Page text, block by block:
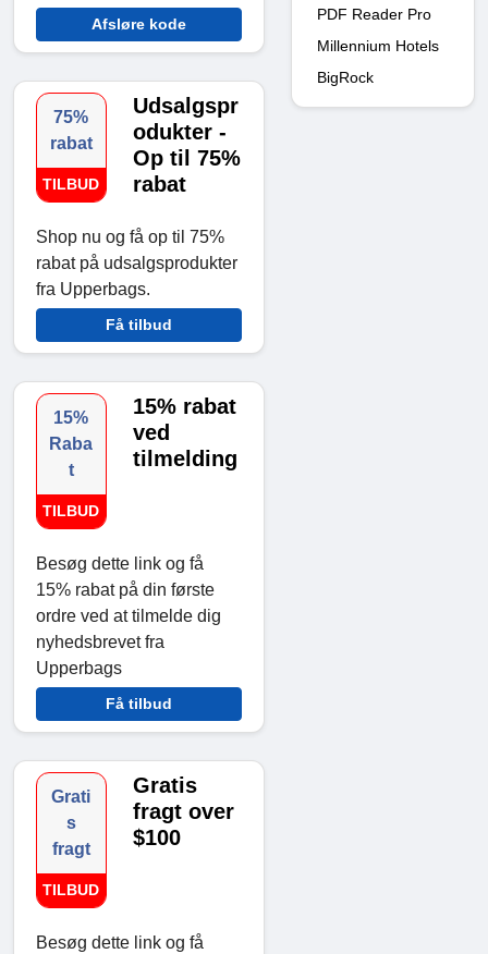
Afsløre kode
75%
rabat
TILBUD
Udsalgspr
odukter -
Op til 75%
rabat
Shop nu og få op til 75%
rabat på udsalgsprodukter
fra Upperbags.
Få tilbud
15%
Raba
t
TILBUD
15% rabat
ved
tilmelding
Besøg dette link og få
15% rabat på din første
ordre ved at tilmelde dig
nyhedsbrevet fra
Upperbags
Få tilbud
Grati
s
fragt
TILBUD
Gratis
fragt over
$100
Besøg dette link og få
PDF Reader Pro
Millennium Hotels
BigRock